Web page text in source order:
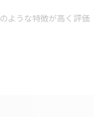
ような特徴が高く評価